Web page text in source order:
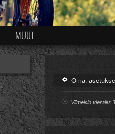
MUUT
Omat
Viimeisin vierailu: